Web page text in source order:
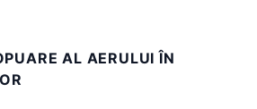
AL AERULUI ÎN